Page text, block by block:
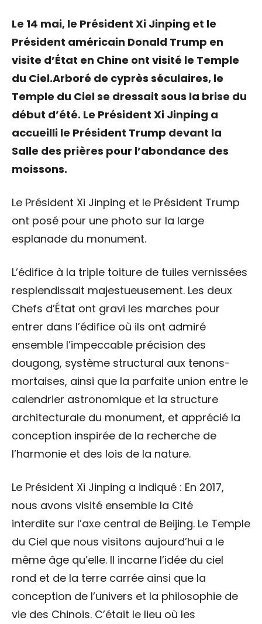
Le 14 mai, le Président Xi Jinping et le
Président américain Donald Trump en
visite d’État en Chine ont visité le Temple
du Ciel.Arboré de cyprès séculaires, le
Temple du Ciel se dressait sous la brise du
début d’été. Le Président Xi Jinping a
accueilli le Président Trump devant la
Salle des prières pour l’abondance des
moissons.
Le Président Xi Jinping et le Président Trump
ont posé pour une photo sur la large
esplanade du monument.
L’édifice à la triple toiture de tuiles vernissées
resplendissait majestueusement. Les deux
Chefs d’État ont gravi les marches pour
entrer dans l’édifice où ils ont admiré
ensemble l’impeccable précision des
dougong, système structural aux tenons-
mortaises, ainsi que la parfaite union entre le
calendrier astronomique et la structure
architecturale du monument, et apprécié la
conception inspirée de la recherche de
l’harmonie et des lois de la nature.
Le Président Xi Jinping a indiqué : En 2017,
nous avons visité ensemble la Cité
interdite sur l’axe central de Beijing. Le Temple
du Ciel que nous visitons aujourd’hui a le
même âge qu’elle. Il incarne l’idée du ciel
rond et de la terre carrée ainsi que la
conception de l’univers et la philosophie de
vie des Chinois. C’était le lieu où les